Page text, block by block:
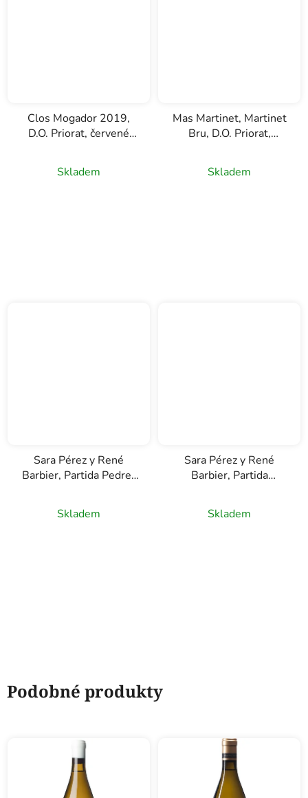
Clos Mogador 2019,
D.O. Priorat, červené
Skladem
Mas Martinet, Martinet
Bru, D.O. Priorat,
Skladem
Sara Pérez y René
Barbier, Partida Pedrer
ružové víno, 0,75l
Skladem
Sara Pérez y René
Barbier, Partida
červené víno, 0,75l
Skladem
Podobné produkty